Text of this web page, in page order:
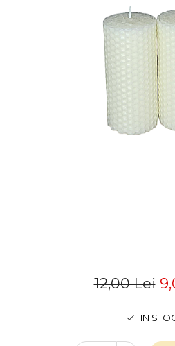
12,00 Lei
IN